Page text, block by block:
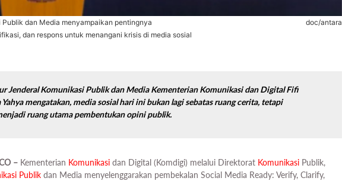
dan Media menyampaikan pentingnya
dan respons untuk menangani krisis di media sosial
doc/antara
Jenderal Komunikasi Publik dan Media Kementerian Komunikasi dan Digital Fifi
Yahya mengatakan, media sosial hari ini bukan lagi sebatas ruang cerita, tetapi
ruang utama pembentukan opini publik.
– Kementerian Komunikasi dan Digital (Komdigi) melalui Direktorat Komunikasi Publik,
Publik dan Media menyelenggarakan pembekalan Social Media Ready: Verify, Clarify,